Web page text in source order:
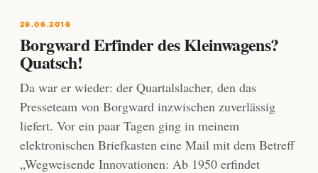
29.06.2016
Borgward Erfinder des Kleinwagens?
Quatsch!
Da war er wieder: der Quartalslacher, den das
Presseteam von Borgward inzwischen zuverlässig
liefert. Vor ein paar Tagen ging in meinem
elektronischen Briefkasten eine Mail mit dem Betreff
„Wegweisende Innovationen: Ab 1950 erfindet